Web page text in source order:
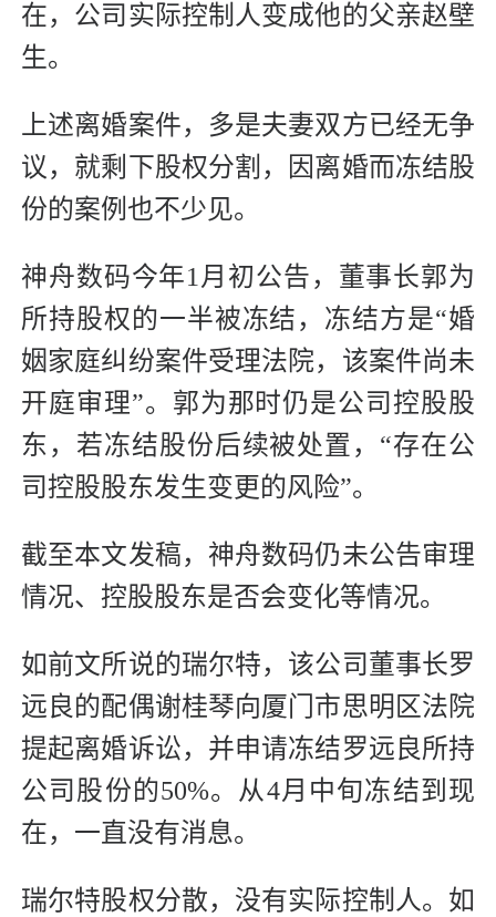
在，公司实际控制人变成他的父亲赵壁
生。
上述离婚案件，多是夫妻双方已经无争
议，就剩下股权分割，因离婚而冻结股
份的案例也不少见。
神舟数码今年1月初公告，董事长郭为
所持股权的一半被冻结，冻结方是“婚
姻家庭纠纷案件受理法院，该案件尚未
开庭审理”。郭为那时仍是公司控股股
东，若冻结股份后续被处置，“存在公
司控股股东发生变更的风险”。
截至本文发稿，神舟数码仍未公告审理
情况、控股股东是否会变化等情况。
如前文所说的瑞尔特，该公司董事长罗
远良的配偶谢桂琴向厦门市思明区法院
提起离婚诉讼，并申请冻结罗远良所持
公司股份的50%。从4月中旬冻结到现
在，一直没有消息。
瑞尔特股权分散，没有实际控制人。如